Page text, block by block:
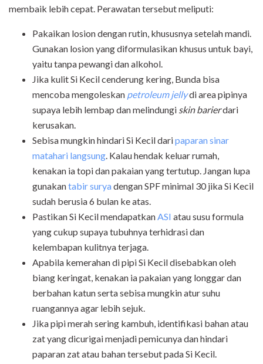
membaik lebih cepat. Perawatan tersebut meliputi:
Pakaikan losion dengan rutin, khususnya setelah mandi.
Gunakan losion yang diformulasikan khusus untuk bayi,
yaitu tanpa pewangi dan alkohol.
Jika kulit Si Kecil cenderung kering, Bunda bisa
mencoba mengoleskan petroleum jellydi area pipinya
supaya lebih lembap dan melindungi skin barierdari
kerusakan.
Sebisa mungkin hindari Si Kecil daripaparan sinar
matahari langsung. Kalau hendak keluar rumah,
kenakan ia topi dan pakaian yang tertutup. Jangan lupa
gunakantabir suryadengan SPF minimal 30 jika Si Kecil
sudah berusia 6 bulan ke atas.
Pastikan Si Kecil mendapatkanASI atau susu formula
yang cukup supaya tubuhnya terhidrasi dan
kelembapan kulitnya terjaga.
Apabila kemerahan di pipi Si Kecil disebabkan oleh
biang keringat, kenakan ia pakaian yang longgar dan
berbahan katun serta sebisa mungkin atur suhu
ruangannya agar lebih sejuk.
Jika pipi merah sering kambuh, identifikasi bahan atau
zat yang dicurigai menjadi pemicunya dan hindari
paparan zat atau bahan tersebut pada Si Kecil.